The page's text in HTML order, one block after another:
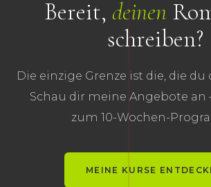
Bereit, deinen
schreiben?
Die einzige Grenze ist die, die du
Schau dir meine Angebote an
zum 10-Wochen-
MEINE KURSE